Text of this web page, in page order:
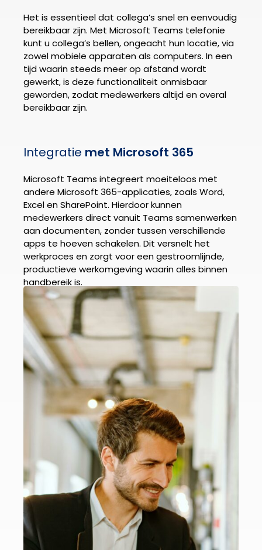
Het is essentieel dat collega’s snel en eenvoudig
bereikbaar zijn. Met Microsoft Teams telefonie
kunt u collega’s bellen, ongeacht hun locatie, via
zowel mobiele apparaten als computers. In een
tijd waarin steeds meer op afstand wordt
gewerkt, is deze functionaliteit onmisbaar
geworden, zodat medewerkers altijd en overal
bereikbaar zijn.
Integratie met Microsoft 365
Microsoft Teams integreert moeiteloos met
andere Microsoft 365-applicaties, zoals Word,
Excel en SharePoint. Hierdoor kunnen
medewerkers direct vanuit Teams samenwerken
aan documenten, zonder tussen verschillende
apps te hoeven schakelen. Dit versnelt het
werkproces en zorgt voor een gestroomlijnde,
productieve werkomgeving waarin alles binnen
handbereik is.